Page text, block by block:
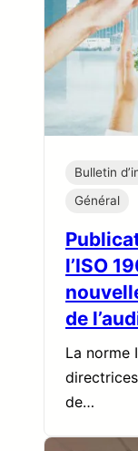
Bulletin
Général
l’ISO
de
La norme
de…